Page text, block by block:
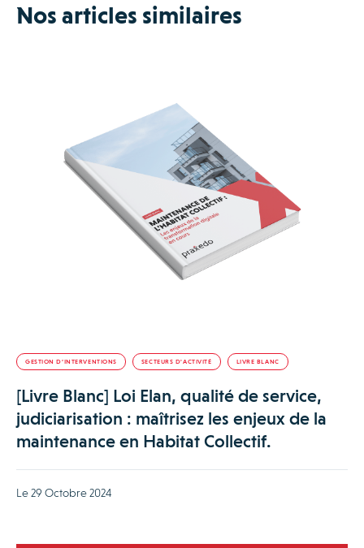
Nos articles similaires
GESTION D’INTERVENTIONS SECTEURS D'ACTIVITÉ LIVRE BLANC
[Livre Blanc] Loi Elan, qualité de service,
judiciarisation : maîtrisez les enjeux de la
maintenance en Habitat Collectif.
Le 29 Octobre 2024